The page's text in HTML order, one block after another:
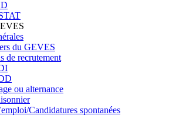
du GEVES
de recrutement
ou alternance
Candidatures spontanées